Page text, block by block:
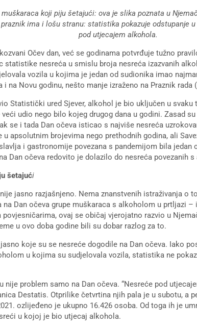
muškaraca koji piju šetajući: ova je slika poznata u
praznik ima i lošu stranu: statistika pokazuje odstupanje
pod utjecajem alkohola.
Očev dan, već se godinama potvrđuje tužno
statistike nesreća u smislu broja nesreća izazvanih
vozila u kojima je jedan od sudionika imao
na Novu godinu, nešto manje izraženo na Praznik rada
Statistički ured Sjever, alkohol je bio uključen u svaku
udio nego bilo kojeg drugog dana u godini. Zasad
se i tada Dan očeva isticao s najviše nesreća
u apsolutnim brojevima nego prethodnih godina, ali
i gastronomije povezana s pandemijom bila jedan
Dan očeva redovito je dolazilo do nesreća povezanih
šetajući
jasno razjašnjeno. Nema znanstvenih istraživanja o
na Dan očeva grupe muškaraca s alkoholom u prtljazi
ovaj se običaj vjerojatno razvio u
u ovo doba godine bili su dobar razlog za to.
koje su se nesreće dogodile na Dan očeva. Iako
u kojima su sudjelovala vozila, statistika ne
nije problem samo na Dan očeva. “Nesreće pod
Destatis. Otprilike četvrtina njih pala je u subotu, a
ozlijeđeno je ukupno 16.426 osoba. Od toga ih je
u kojoj je bio utjecaj alkohola.